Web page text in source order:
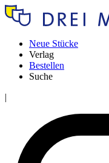
Neue Stücke
Verlag
Bestellen
Suche
|